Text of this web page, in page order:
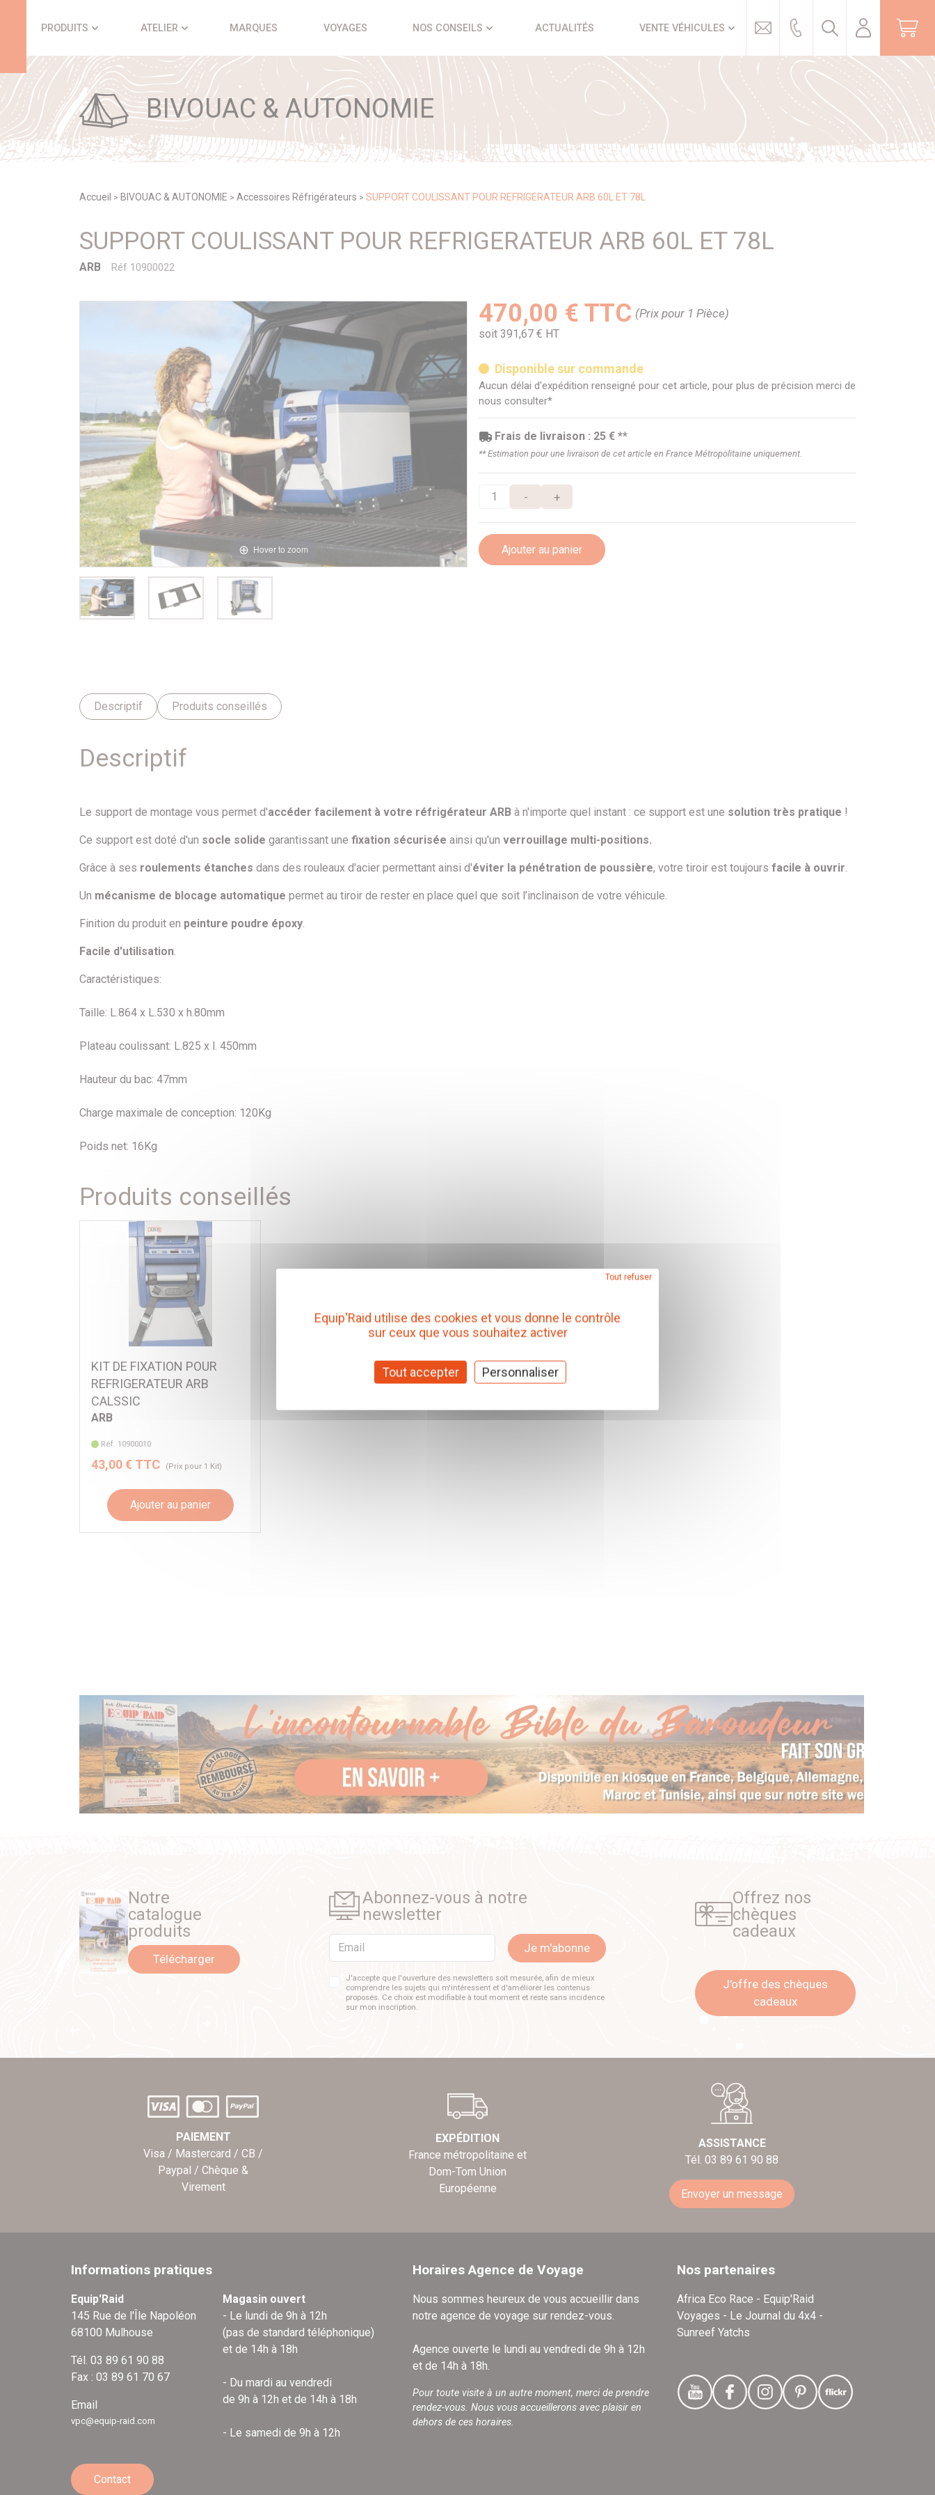
PRODUITS ATELIER MARQUES VOYAGES NOS CONSEILS ACTUALITÉS VENTE VÉHICULES
BIVOUAC & AUTONOMIE
Accueil > BIVOUAC & AUTONOMIE > Accessoires Réfrigérateurs > SUPPORT COULISSANT POUR REFRIGERATEUR ARB 60L ET 78L
SUPPORT COULISSANT POUR REFRIGERATEUR ARB 60L ET 78L
ARB Réf 10900022
Hover to zoom
470,00 € TTC (Prix pour 1 Pièce)
soit 391,67 € HT
Disponible sur commande
Aucun délai d'expédition renseigné pour cet article, pour plus de précision merci de
nous consulter*
Frais de livraison : 25 € **
** Estimation pour une livraison de cet article en France Métropolitaine uniquement.
- +
Ajouter au panier
Descriptif Produits conseillés
Descriptif
Le support de montage vous permet d'accéder facilement à votre réfrigérateur ARB à n'importe quel instant : ce support est une solution très pratique !
Ce support est doté d'un socle solide garantissant une fixation sécurisée ainsi qu'un verrouillage multi-positions.
Grâce à ses roulements étanches dans des rouleaux d'acier permettant ainsi d'éviter la pénétration de poussière, votre tiroir est toujours facile à ouvrir.
Un mécanisme de blocage automatique permet au tiroir de rester en place quel que soit l’inclinaison de votre véhicule.
Finition du produit en peinture poudre époxy.
Facile d'utilisation.
Caractéristiques:
Taille: L.864 x L.530 x h.80mm
Plateau coulissant: L.825 x l. 450mm
Hauteur du bac: 47mm
Charge maximale de conception: 120Kg
Poids net: 16Kg
Produits conseillés
KIT DE FIXATION POUR
REFRIGERATEUR ARB
CALSSIC
ARB
Réf. 10900010
43,00 € TTC (Prix pour 1 Kit)
Ajouter au panier
Notre
catalogue
produits
Télécharger
Abonnez-vous à notre
newsletter
Email Je m'abonne
J'accepte que l'ouverture des newsletters soit mesurée, afin de mieux
comprendre les sujets qui m'intéressent et d'améliorer les contenus
proposés. Ce choix est modifiable à tout moment et reste sans incidence
sur mon inscription.
Offrez nos
chèques
cadeaux
J'offre des chèques
cadeaux
PAIEMENT
Visa / Mastercard / CB /
Paypal / Chèque &
Virement
EXPÉDITION
France métropolitaine et
Dom-Tom Union
Européenne
ASSISTANCE
Tél. 03 89 61 90 88
Envoyer un message
Informations pratiques
Equip'Raid
145 Rue de l'Île Napoléon
68100 Mulhouse
Tél. 03 89 61 90 88
Fax : 03 89 61 70 67
Email
vpc@equip-raid.com
Magasin ouvert
- Le lundi de 9h à 12h
(pas de standard téléphonique)
et de 14h à 18h
- Du mardi au vendredi
de 9h à 12h et de 14h à 18h
- Le samedi de 9h à 12h
Contact
Horaires Agence de Voyage
Nous sommes heureux de vous accueillir dans
notre agence de voyage sur rendez-vous.
Agence ouverte le lundi au vendredi de 9h à 12h
et de 14h à 18h.
Pour toute visite à un autre moment, merci de prendre
rendez-vous. Nous vous accueillerons avec plaisir en
dehors de ces horaires.
Nos partenaires
Africa Eco Race - Equip'Raid
Voyages - Le Journal du 4x4 -
Sunreef Yatchs
Equip'Raid utilise des cookies et vous donne le contrôle
sur ceux que vous souhaitez activer
Tout accepter
Tout refuser
Personnaliser